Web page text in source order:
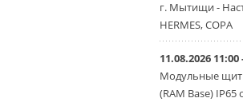
г. Мытищи -
HERMES, COPA
11.08.2026 11:00
Модульные
(RAM Base) IP65